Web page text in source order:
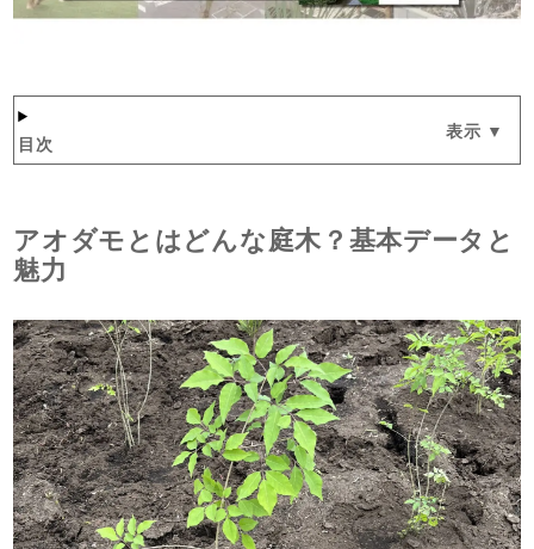
目次
アオダモとはどんな庭木？基本データと
魅力